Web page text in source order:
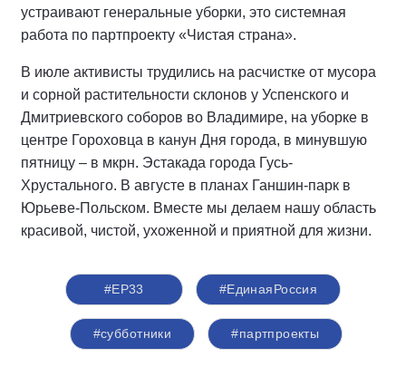
устраивают генеральные уборки, это системная
работа по партпроекту «Чистая страна».
В июле активисты трудились на расчистке от мусора
и сорной растительности склонов у Успенского и
Дмитриевского соборов во Владимире, на уборке в
центре Гороховца в канун Дня города, в минувшую
пятницу – в мкрн. Эстакада города Гусь-
Хрустального. В августе в планах Ганшин-парк в
Юрьеве-Польском. Вместе мы делаем нашу область
красивой, чистой, ухоженной и приятной для жизни.
#ЕР33 #‎ЕдинаяРоссия
#субботники #партпроекты